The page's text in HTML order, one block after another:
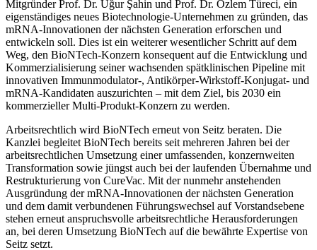
Mitgründer Prof. Dr. Uğur Şahin und Prof. Dr. Özlem Türeci, ein
eigenständiges neues Biotechnologie-Unternehmen zu gründen, das
mRNA-Innovationen der nächsten Generation erforschen und
entwickeln soll. Dies ist ein weiterer wesentlicher Schritt auf dem
Weg, den BioNTech-Konzern konsequent auf die Entwicklung und
Kommerzialisierung seiner wachsenden spätklinischen Pipeline mit
innovativen Immunmodulator-, Antikörper-Wirkstoff-Konjugat- und
mRNA-Kandidaten auszurichten – mit dem Ziel, bis 2030 ein
kommerzieller Multi-Produkt-Konzern zu werden.
Arbeitsrechtlich wird BioNTech erneut von Seitz beraten. Die
Kanzlei begleitet BioNTech bereits seit mehreren Jahren bei der
arbeitsrechtlichen Umsetzung einer umfassenden, konzernweiten
Transformation sowie jüngst auch bei der laufenden Übernahme und
Restrukturierung von CureVac. Mit der nunmehr anstehenden
Ausgründung der mRNA-Innovationen der nächsten Generation
und dem damit verbundenen Führungswechsel auf Vorstandsebene
stehen erneut anspruchsvolle arbeitsrechtliche Herausforderungen
an, bei deren Umsetzung BioNTech auf die bewährte Expertise von
Seitz setzt.